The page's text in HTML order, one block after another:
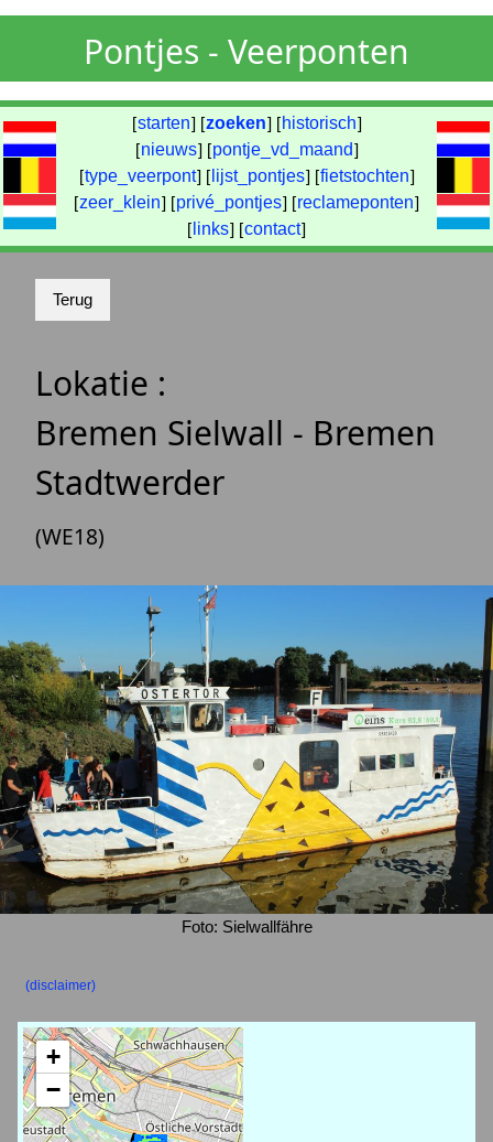
Pontjes - Veerponten
[starten] [zoeken] [ historisch]
[nieuws] [pontje_vd_maand]
[type_veerpont] [ lijst_pontjes] [fietstochten]
[zeer_klein] [privé_pontjes] [reclameponten]
[ links] [contact]
Lokatie :
Bremen Sielwall - Bremen
Stadtwerder
(WE18)
Foto: Sielwallfähre
(disclaimer)
+
−